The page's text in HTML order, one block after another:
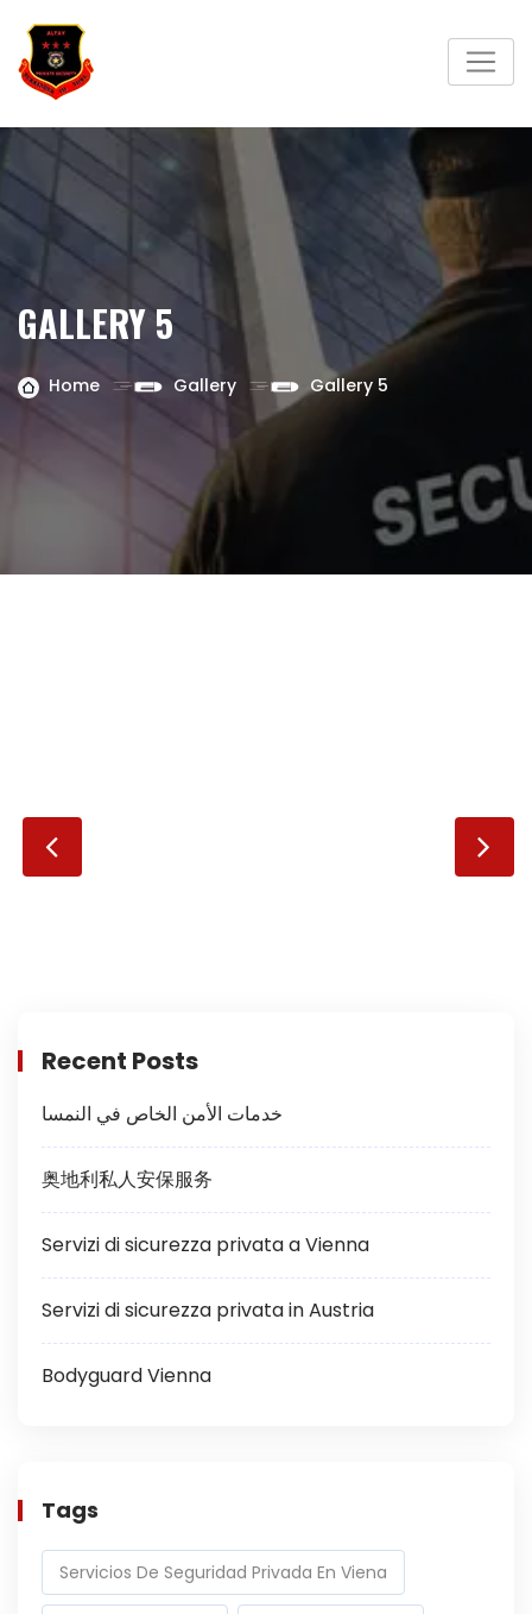
content
GALLERY 5
Home Gallery Gallery 5
Recent Posts
خدمات الأمن الخاص في النمسا
奥地利私人安保服务
Servizi di sicurezza privata a Vienna
Servizi di sicurezza privata in Austria
Bodyguard Vienna
Tags
Servicios De Seguridad Privada En Viena